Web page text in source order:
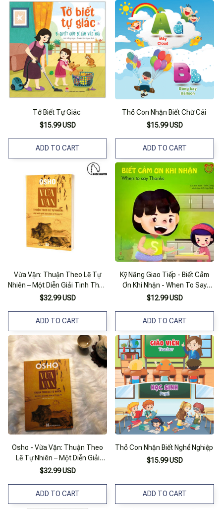
Tớ Biết Tự Giác
$15.99 USD
ADD TO CART
Thỏ Con Nhận Biết Chữ Cái
$15.99 USD
ADD TO CART
Vừa Vặn: Thuận Theo Lẽ Tự
Nhiên – Một Diễn Giải Tinh Thần
Về Trang Tử - Osho
$32.99 USD
ADD TO CART
Kỹ Năng Giao Tiếp - Biết Cảm
Ơn Khi Nhận - When To Say
Thanks (song Ngữ Việt - Anh)
$12.99 USD
ADD TO CART
Osho - Vừa Vặn: Thuận Theo
Lẽ Tự Nhiên – Một Diễn Giải
Tinh Thần Về Trang Tử
$32.99 USD
ADD TO CART
Thỏ Con Nhận Biết Nghề Nghiệp
$15.99 USD
ADD TO CART